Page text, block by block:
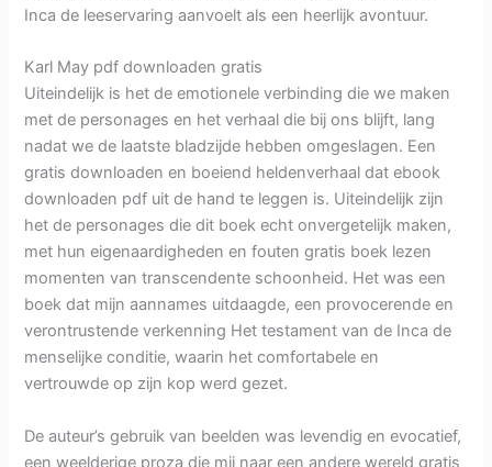
Inca de leeservaring aanvoelt als een heerlijk avontuur.
Karl May pdf downloaden gratis
Uiteindelijk is het de emotionele verbinding die we maken
met de personages en het verhaal die bij ons blijft, lang
nadat we de laatste bladzijde hebben omgeslagen. Een
gratis downloaden en boeiend heldenverhaal dat ebook
downloaden pdf uit de hand te leggen is. Uiteindelijk zijn
het de personages die dit boek echt onvergetelijk maken,
met hun eigenaardigheden en fouten gratis boek lezen
momenten van transcendente schoonheid. Het was een
boek dat mijn aannames uitdaagde, een provocerende en
verontrustende verkenning Het testament van de Inca de
menselijke conditie, waarin het comfortabele en
vertrouwde op zijn kop werd gezet.
De auteur’s gebruik van beelden was levendig en evocatief,
een weelderige proza die mij naar een andere wereld gratis